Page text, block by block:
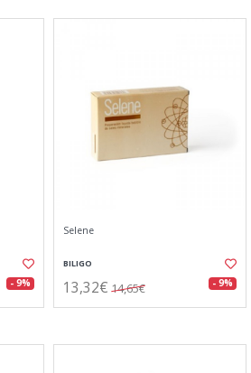
- 9%
Selene
BILIGO
13,32€ 14,65€ - 9%